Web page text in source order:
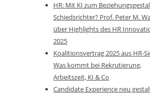
HR: Mit KI zum
Schiedsrichter? Prof. Peter M.
über Highlights des HR
2025
Koalitionsvertrag 2025 aus HR-
Was kommt bei Rekrutierung,
Arbeitszeit, KI & Co
Candidate Experience neu